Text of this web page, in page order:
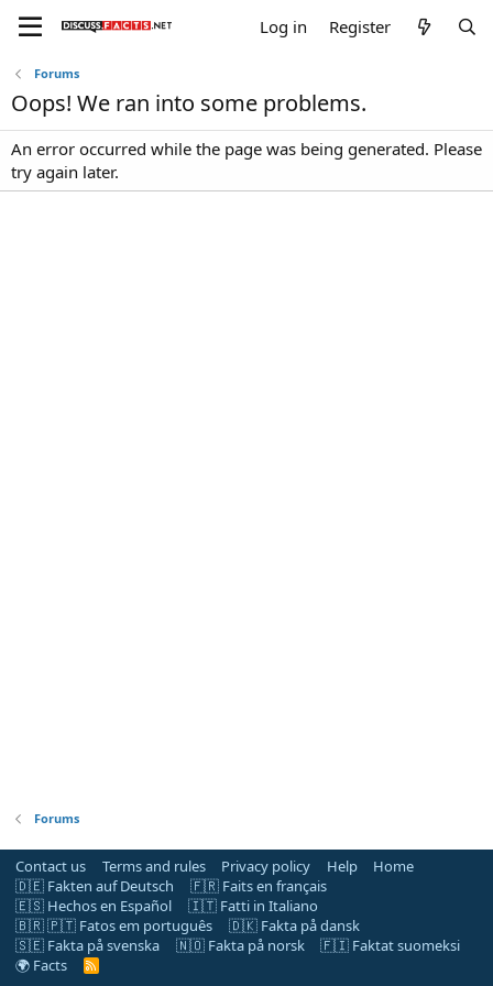
Log in Register
Forums
Oops! We ran into some problems.
An error occurred while the page was being generated. Please
try again later.
Forums
Contact us Terms and rules Privacy policy Help
Home
🇩🇪 Fakten auf Deutsch
🇫🇷 Faits en français
🇪🇸 Hechos en Español
🇮🇹 Fatti in Italiano
🇧🇷 🇵🇹 Fatos em português
🇩🇰 Fakta på dansk
🇸🇪 Fakta på svenska
🇳🇴 Fakta på norsk
🇫🇮 Faktat suomeksi
🌍 Facts
R